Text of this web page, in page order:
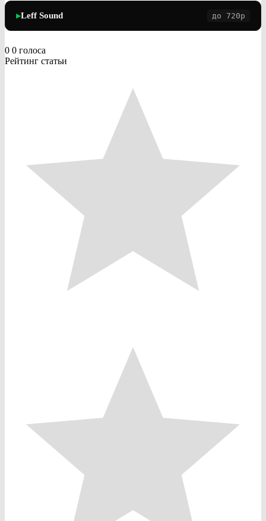
▶Leff Sound до 720p
0 0 голоса
Рейтинг статьи